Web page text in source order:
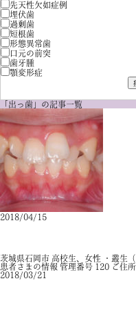
先天性欠如症例
埋伏歯
過剰歯
短根歯
形態異常歯
口元の前突
歯牙腫
顎変形症
「出っ歯」の記事一覧
2018/04/15
茨城県石岡市 高校生、女性 ・叢生
患者さまの情報 管理番号 120 ご住
2018/03/21